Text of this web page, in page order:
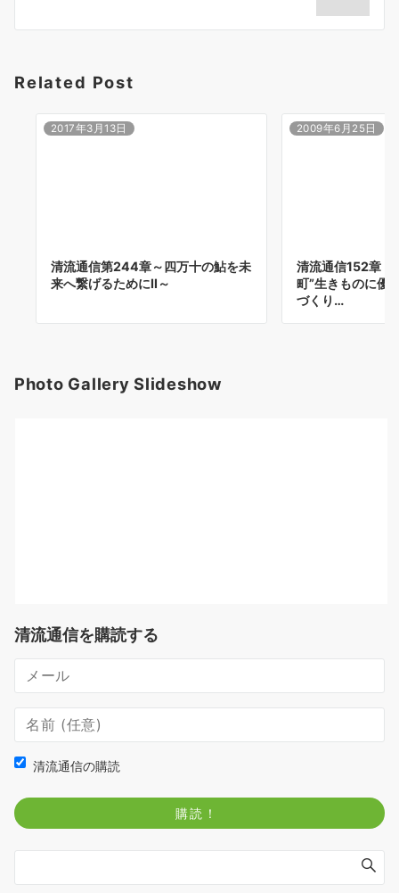
ン
Related Post
2017年3月13日
清流通信第244章～四万十の鮎を未
来へ繋げるためにⅡ～
2009年6月25日
清流通信152章
町”生きものに優
づくり…
Photo Gallery Slideshow
清流通信を購読する
清流通信の購読